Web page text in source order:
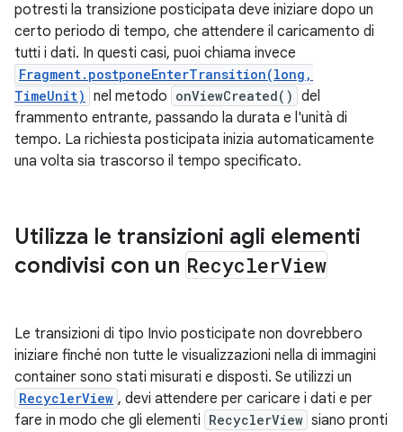
potresti la transizione posticipata deve iniziare dopo un
certo periodo di tempo, che attendere il caricamento di
tutti i dati. In questi casi, puoi chiama invece
Fragment.postponeEnterTransition(long,
TimeUnit) nel metodo onViewCreated() del
frammento entrante, passando la durata e l'unità di
tempo. La richiesta posticipata inizia automaticamente
una volta sia trascorso il tempo specificato.
Utilizza le transizioni agli elementi
condivisi con un RecyclerView
Le transizioni di tipo Invio posticipate non dovrebbero
iniziare finché non tutte le visualizzazioni nella di immagini
container sono stati misurati e disposti. Se utilizzi un
RecyclerView , devi attendere per caricare i dati e per
fare in modo che gli elementi RecyclerView siano pronti